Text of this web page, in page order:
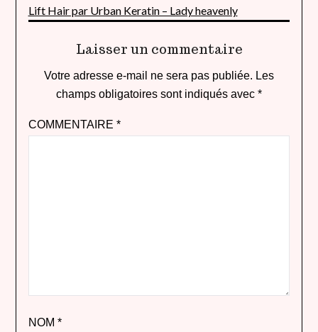
Lift Hair par Urban Keratin – Lady heavenly
Laisser un commentaire
Votre adresse e-mail ne sera pas publiée. Les
champs obligatoires sont indiqués avec *
COMMENTAIRE *
NOM *